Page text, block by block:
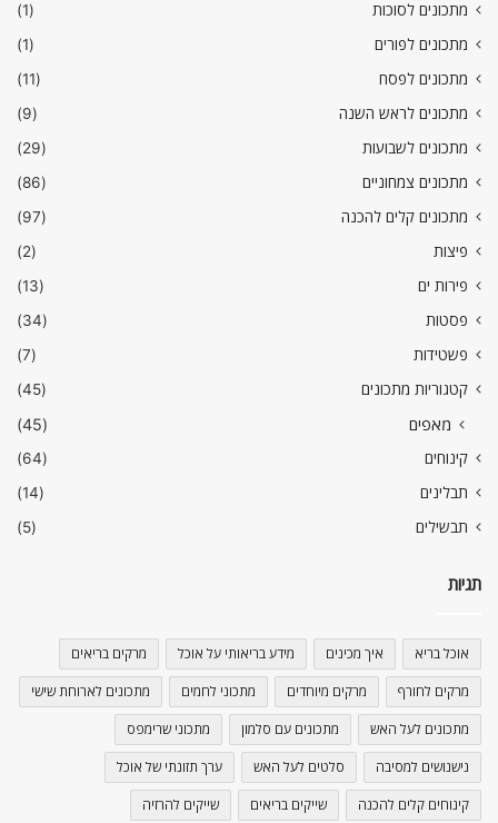
מתכונים לסוכות
(1)
מתכונים לפורים
(1)
מתכונים לפסח
(11)
מתכונים לראש השנה
(9)
מתכונים לשבועות
(29)
מתכונים צמחוניים
(86)
מתכונים קלים להכנה
(97)
פיצות
(2)
פירות ים
(13)
פסטות
(34)
פשטידות
(7)
קטגוריות מתכונים
(45)
מאפים (45)
קינוחים
(64)
תבלינים
(14)
תבשילים
(5)
תגיות
אוכל בריא איך מכינים מידע בריאותי על אוכל מרקים בריאים
מרקים לחורף מרקים מיוחדים מתכוני לחמים מתכונים לארוחת שישי
מתכונים לעל האש מתכונים עם סלמון מתכוני שרימפס
נישנושים למסיבה סלטים לעל האש ערך תזונתי של אוכל
קינוחים קלים להכנה שייקים בריאים שייקים להרזיה